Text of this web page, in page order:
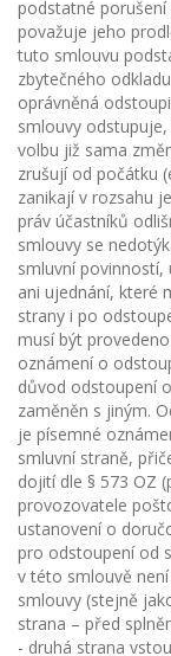
podstatné
považuje jeho
tuto smlouvu
zbytečného
oprávněná
smlouvy
volbu již sama
zrušují od počátku
zanikají v rozsahu
práv účastníků
smlouvy se
smluvní
ani ujednání, které
strany i po
musí být
oznámení o
důvod odstoupení
zaměněn s jiným.
je písemné
smluvní straně,
dojití dle § 573 OZ
provozovatele
ustanovení o
pro odstoupení od
v této smlouvě
smlouvy (stejně
strana – před
- druhá strana